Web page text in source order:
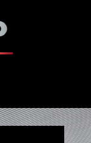
Aktionen auflisten